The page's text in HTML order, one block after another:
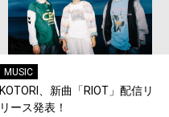
MUSIC
KOTORI、新曲「RIOT」配信リ
リース発表！